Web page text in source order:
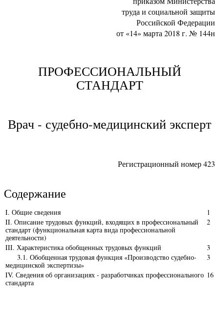
труда и социальной защиты
Российской Федерации
от «14» марта 2018 г. № 144н
ПРОФЕССИОНАЛЬНЫЙ
СТАНДАРТ
Врач - судебно-медицинский эксперт
Регистрационный номер 423
Содержание
I. Общие сведения
1
II. Описание трудовых функций, входящих в профессиональный
стандарт (функциональная карта вида профессиональной
деятельности)
2
III. Характеристика обобщенных трудовых функций
3
3.1. Обобщенная трудовая функция «Производство судебно-
медицинской экспертизы»
3
IV. Сведения об организациях - разработчиках профессионального
стандарта
16